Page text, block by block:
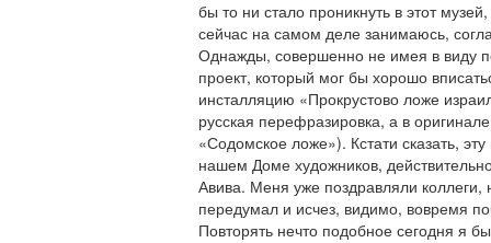
бы то ни стало проникнуть в этот
сейчас на самом деле занимаюсь,
Однажды, совершенно не имея в виду
проект, который мог бы хорошо
инсталляцию «Прокрустово ложе
русская перефразировка, а в
«Содомское ложе»). Кстати сказать,
нашем Доме художников,
Авива. Меня уже поздравляли коллеги,
передумал и исчез, видимо, вовремя
Повторять нечто подобное сегодня я